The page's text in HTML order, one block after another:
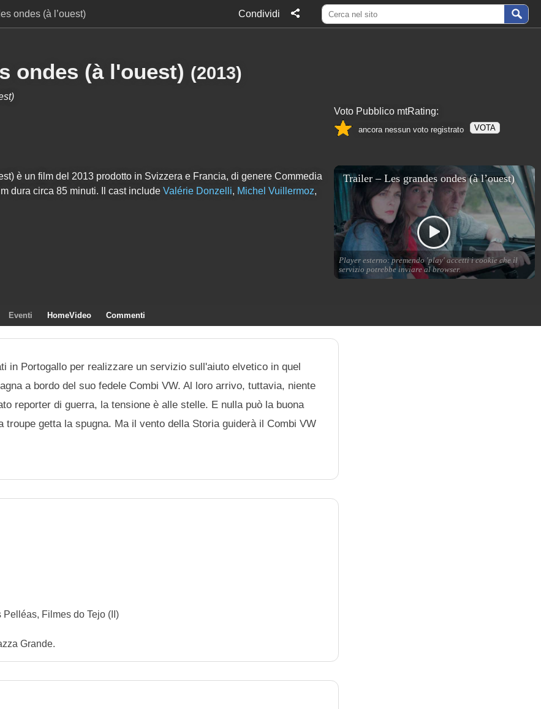
ondes (à l’ouest) Condividi
ondes (à l'ouest) (2013)
è un film del 2013 prodotto in Svizzera e Francia, di genere Commedia
dura circa 85minuti. Il cast include Valérie Donzelli, Michel Vuillermoz,
Voto Pubblico mtRating:
ancora nessun voto registrato VOTA
Eventi HomeVideo Commenti
in Portogallo per realizzare un servizio sull'aiuto elvetico in quel
a bordo del suo fedele Combi VW. Al loro arrivo, tuttavia, niente
reporter di guerra, la tensione è alle stelle. E nulla può la buona
getta la spugna. Ma il vento della Storia guiderà il Combi VW
Filmes do Tejo (II)
Grande.